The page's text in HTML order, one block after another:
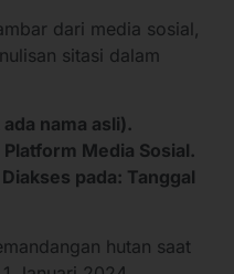
dari media sosial,
sitasi dalam
nama asli).
Media Sosial.
pada: Tanggal
hutan saat